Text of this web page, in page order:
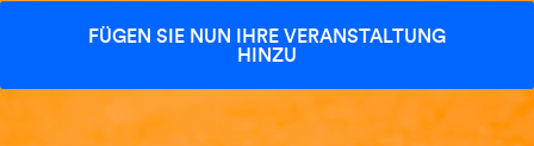
FÜGEN SIE NUN IHRE VERANSTALTUNG
HINZU